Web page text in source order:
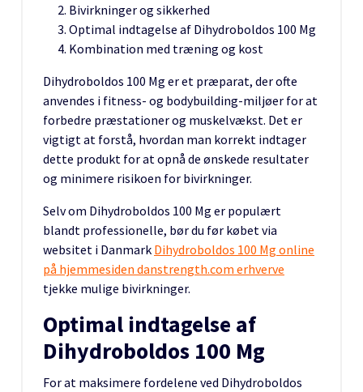
Bivirkninger og sikkerhed
Optimal indtagelse af Dihydroboldos 100 Mg
Kombination med træning og kost
Dihydroboldos 100 Mg er et præparat, der ofte
anvendes i fitness- og bodybuilding-miljøer for at
forbedre præstationer og muskelvækst. Det er
vigtigt at forstå, hvordan man korrekt indtager
dette produkt for at opnå de ønskede resultater
og minimere risikoen for bivirkninger.
Selv om Dihydroboldos 100 Mg er populært
blandt professionelle, bør du før købet via
websitet i Danmark Dihydroboldos 100 Mg online
på hjemmesiden danstrength.com erhverve
tjekke mulige bivirkninger.
Optimal indtagelse af
Dihydroboldos 100 Mg
For at maksimere fordelene ved Dihydroboldos